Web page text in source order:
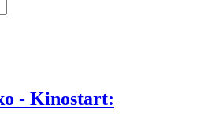
- Kinostart: